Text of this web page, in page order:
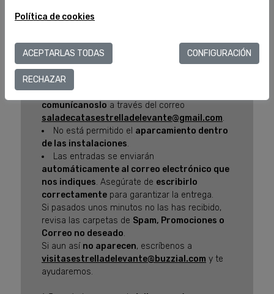
estén accesibles
Las reservas de grupos de
25 a 30
personasse realizarán a través del correo
electrónico
visitasestrelladelevante@buzzial.com
Si tienes alguna
comunícanoslo a través del correo
saladecatasestrelladelevante@gmail.com.
No está permitido el aparcamiento dentro
de las instalaciones.
Las entradas se enviarán
automáticamente al correo electrónico que
nos indiques. Asegúrate de escribirlo
correctamente para garantizar la entrega.
Si pasados unos minutos no las has recibido,
revisa las carpetas de Spam, Promociones o
Correo no deseado.
Si aun así no aparecen, escríbenos a
visitasestrelladelevante@buzzial.com y te
ayudaremos.
Política de cookies
ACEPTARLAS TODAS CONFIGURACIÓN
RECHAZAR